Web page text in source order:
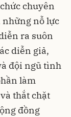
chuyên
những nỗ lực
ra suôn
diễn giả,
đội ngũ tình
làm
thắt chặt
đồng